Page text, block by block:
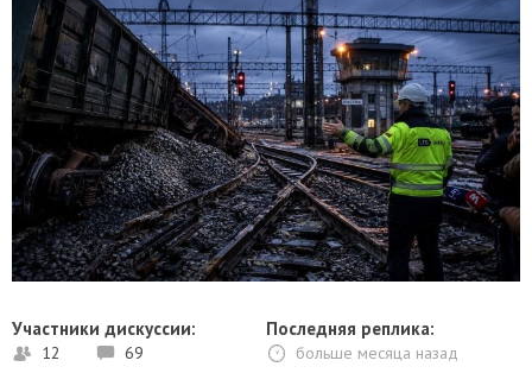
Участники дискуссии:
12 69
Последняя реплика:
больше месяца назад